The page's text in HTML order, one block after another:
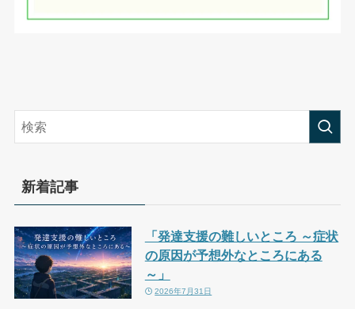
新着記事
「発達支援の難しいところ ～症状
の原因が予想外なところにある
～」
2026年7月31日